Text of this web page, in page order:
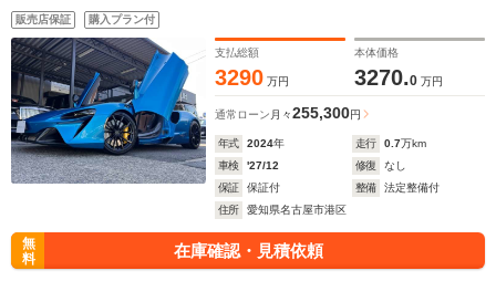
ーエクステリアディティールパック カーボンファイバーイン
テリアディティールパック スポーツエキゾースト MSOペイ
ント 取扱説明書 スペアキー
販売店保証 購入プラン付
支払総額
3290 万円
本体価格
3270.0 万円
通常ローン 月々255,300円
年式 2024年 走行 0.7万km
車検
'27/12 修復
なし
保証
保証付 整備
法定整備付
住所
愛知県名古屋市港区
無
料
在庫確認・見積依頼